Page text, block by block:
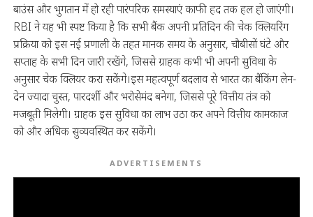
बाउंस और भुगतान में हो रही पारंपरिक समस्याएं काफी हद तक हल हो जाएंगी।
RBI ने यह भी स्पष्ट किया है कि सभी बैंक अपनी प्रतिदिन की चेक क्लियरिंग
प्रक्रिया को इस नई प्रणाली के तहत मानक समय के अनुसार, चौबीसों घंटे और
सप्ताह के सभी दिन जारी रखेंगे, जिससे ग्राहक कभी भी अपनी सुविधा के
अनुसार चेक क्लियर करा सकेंगे।इस महत्वपूर्ण बदलाव से भारत का बैंकिंग लेन-
देन ज्यादा चुस्त, पारदर्शी और भरोसेमंद बनेगा, जिससे पूरे वित्तीय तंत्र को
मजबूती मिलेगी। ग्राहक इस सुविधा का लाभ उठा कर अपने वित्तीय कामकाज
को और अधिक सुव्यवस्थित कर सकेंगे।
ADVERTISEMENTS